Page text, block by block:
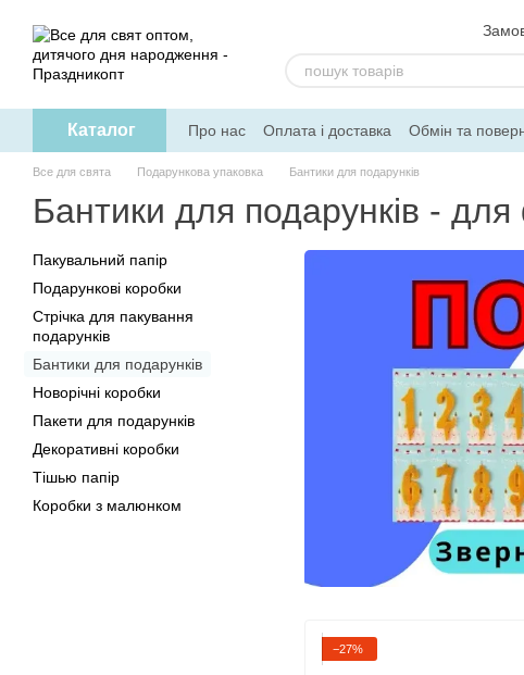
Каталог Про нас Оплата і доставка Обмін та
Допомога
Все для свята Подарункова упаковка Бантики для подарунків
Бантики для подарунків -
−27%
Пакувальний папір
Подарункові коробки
Стрічка для пакування
подарунків
Бантики для подарунків
Новорічні коробки
Пакети для подарунків
Декоративні коробки
Тішью папір
Коробки з малюнком